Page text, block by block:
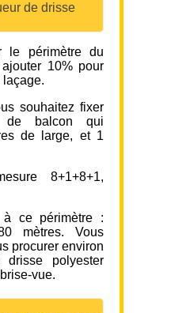
de drisse
le périmètre du
10% pour
laçage.
souhaitez fixer
de balcon qui
de large, et 1
8+1+8+1,
à ce périmètre :
mètres. Vous
procurer environ
polyester
vue.